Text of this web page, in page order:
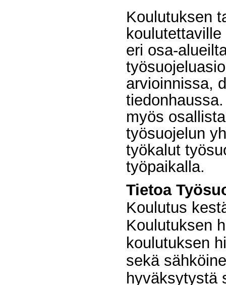
Koulutuksen
eri osa-
arvioinnissa,
myös
työsuojelun
työkalut
työpaikalla.
Tietoa
Koulutus
Koulutuksen
koulutuksen
sekä
hyväksytystä